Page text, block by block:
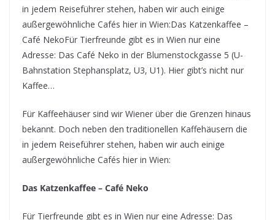
in jedem Reiseführer stehen, haben wir auch einige
außergewöhnliche Cafés hier in Wien:Das Katzenkaffee –
Café NekoFür Tierfreunde gibt es in Wien nur eine
Adresse: Das Café Neko in der Blumenstockgasse 5 (U-
Bahnstation Stephansplatz, U3, U1). Hier gibt’s nicht nur
Kaffee…
Für Kaffeehäuser sind wir Wiener über die Grenzen hinaus
bekannt. Doch neben den traditionellen Kaffehäusern die
in jedem Reiseführer stehen, haben wir auch einige
außergewöhnliche Cafés hier in Wien:
Das Katzenkaffee – Café Neko
Für Tierfreunde gibt es in Wien nur eine Adresse: Das